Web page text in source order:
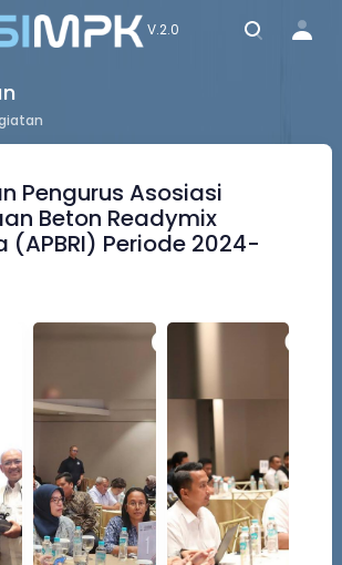
V.2.0 MASUK
Pengurus Asosiasi
Beton Readymix
(APBRI) Periode 2024-